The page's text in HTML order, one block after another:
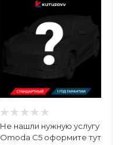
Не нашли нужную услугу
Omoda C5 оформите тут